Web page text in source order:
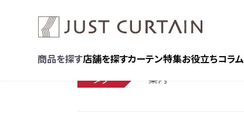
商品を探す店舗を探すカーテン特集お役立ちコラム
タグ 案内